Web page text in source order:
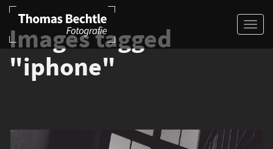
Images tagged
"iphone"